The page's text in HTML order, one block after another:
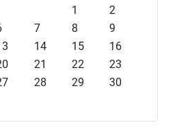
1
2
7 8
9
14 15
16
21 22
23
28 29
30